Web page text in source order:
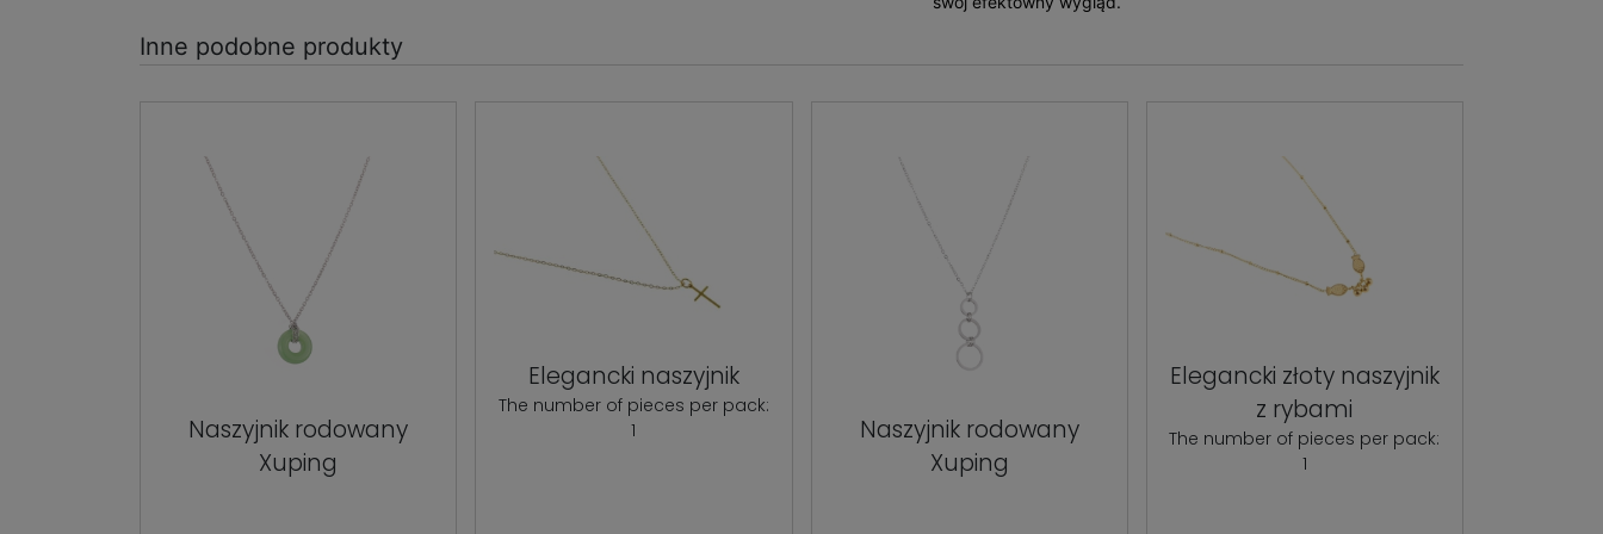
Inne podobne produkty
Naszyjnik rodowany
Xuping
Elegancki naszyjnik
The number of pieces per pack:
1
Naszyjnik rodowany
Xuping
Elegancki złoty naszyjnik
z rybami
The number of pieces per pack:
1